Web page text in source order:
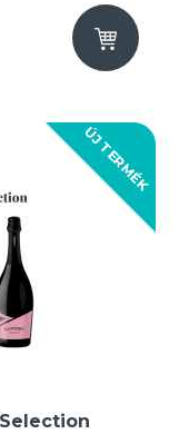
ÚJ TERMÉK